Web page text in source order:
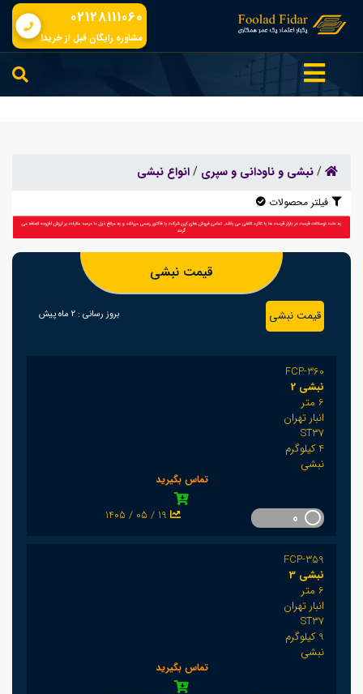
02128111060
مشاوره رایگان قبل از خرید!
/نبشی و ناودانی و سپری /انواع نبشی
فیلتر محصولات
قیمت نبشی
قیمت نبشی بروز رسانی : 2 ماه پیش
FCP-360
نبشی 2
6 متر
انبار تهران
ST37
4 کیلوگرم
نبشی
تماس بگیرید
1405 / 05 / 19
FCP-359
نبشی 3
6 متر
انبار تهران
ST37
9 کیلوگرم
نبشی
تماس بگیرید